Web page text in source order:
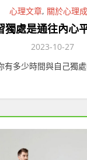
心理文章, 關於心理
獨處是通往內心
2023-10-27
有多少時間與自己獨